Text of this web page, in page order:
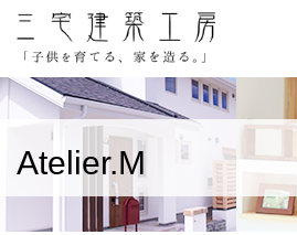
ホーム
家への想い
施工例
Atelier.M